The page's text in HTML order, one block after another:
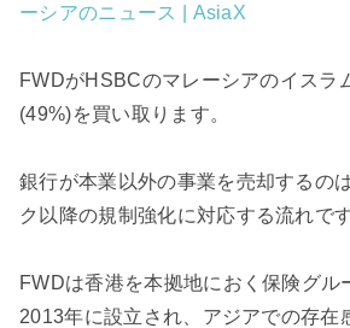
ーシアのニュース | AsiaX
FWDがHSBCのマレーシアのイスラ
(49%)を買い取ります。
銀行が本業以外の事業を売却するの
ク以降の規制強化に対応する流れです
FWDは香港を本拠地におく保険グル
2013年に設立され、アジアでの存在